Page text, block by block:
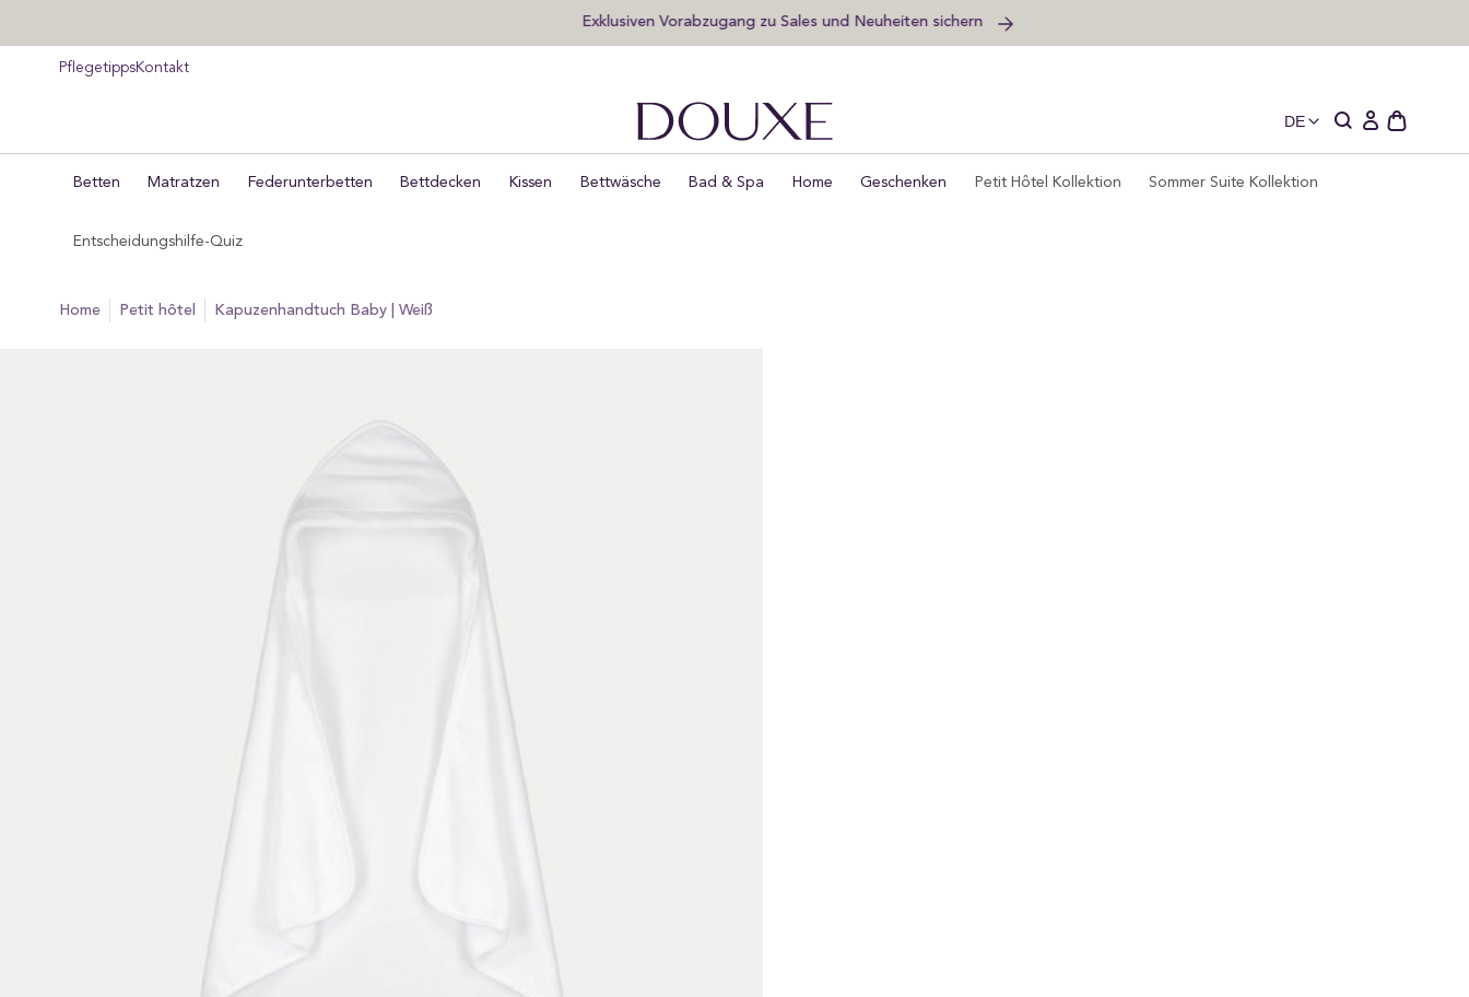
Exklusiven Vorabzugang zu Sales und Neuheiten sichern
PflegetippsKontakt
Betten Matratzen Federunterbetten Bettdecken Kissen Bettwäsche Bad & Spa Home Geschenken Petit Hôtel Kollektion Sommer Suite Kollektion
Entscheidungshilfe-Quiz
DOUXE DE
DE
des
home petit hôtel Kapuzenhandtuch Baby | Weiß